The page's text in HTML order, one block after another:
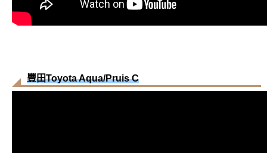
豐田Toyota Aqua/Pruis C